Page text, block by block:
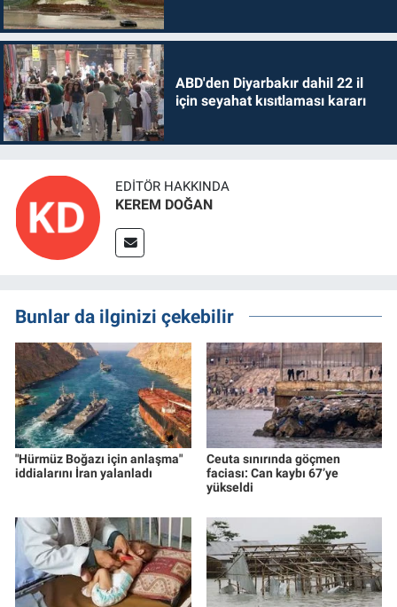
ABD'den Diyarbakır dahil 22 il
için seyahat kısıtlaması kararı
EDITÖR HAKKINDA
KEREM DOĞAN
Bunlar da ilginizi çekebilir
"Hürmüz Boğazı için anlaşma"
iddialarını İran yalanladı
Ceuta sınırında göçmen
faciası: Can kaybı 67’ye
yükseldi